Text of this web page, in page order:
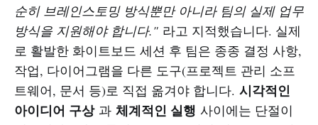
순히 브레인스토밍 방식뿐만 아니라 팀의 실제 업무
방식을 지원해야 합니다." 라고 지적했습니다. 실제
로 활발한 화이트보드 세션 후 팀은 종종 결정 사항,
작업, 다이어그램을 다른 도구(프로젝트 관리 소프
트웨어, 문서 등)로 직접 옮겨야 합니다. 시각적인
아이디어 구상과 체계적인 실행 사이에는 단절이